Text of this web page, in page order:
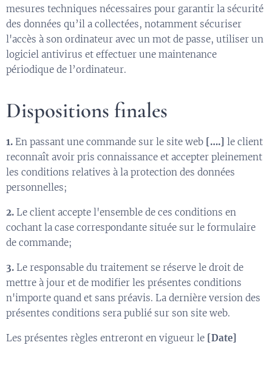
mesures techniques nécessaires pour garantir la sécurité
des données qu’il a collectées, notamment sécuriser
l'accès à son ordinateur avec un mot de passe, utiliser un
logiciel antivirus et effectuer une maintenance
périodique de l’ordinateur.
Dispositions finales
1. En passant une commande sur le site web [….] le client
reconnaît avoir pris connaissance et accepter pleinement
les conditions relatives à la protection des données
personnelles;
2. Le client accepte l'ensemble de ces conditions en
cochant la case correspondante située sur le formulaire
de commande;
3. Le responsable du traitement se réserve le droit de
mettre à jour et de modifier les présentes conditions
n'importe quand et sans préavis. La dernière version des
présentes conditions sera publié sur son site web.
Les présentes règles entreront en vigueur le [Date]